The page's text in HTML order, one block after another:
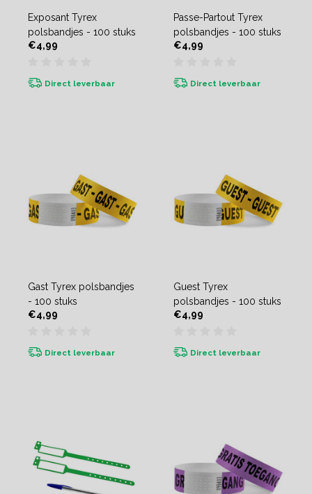
Exposant Tyrex
polsbandjes - 100 stuks
€4,99
Direct leverbaar
Passe-Partout Tyrex
polsbandjes - 100 stuks
€4,99
Direct leverbaar
Gast Tyrex polsbandjes
- 100 stuks
€4,99
Direct leverbaar
Guest Tyrex
polsbandjes - 100 stuks
€4,99
Direct leverbaar